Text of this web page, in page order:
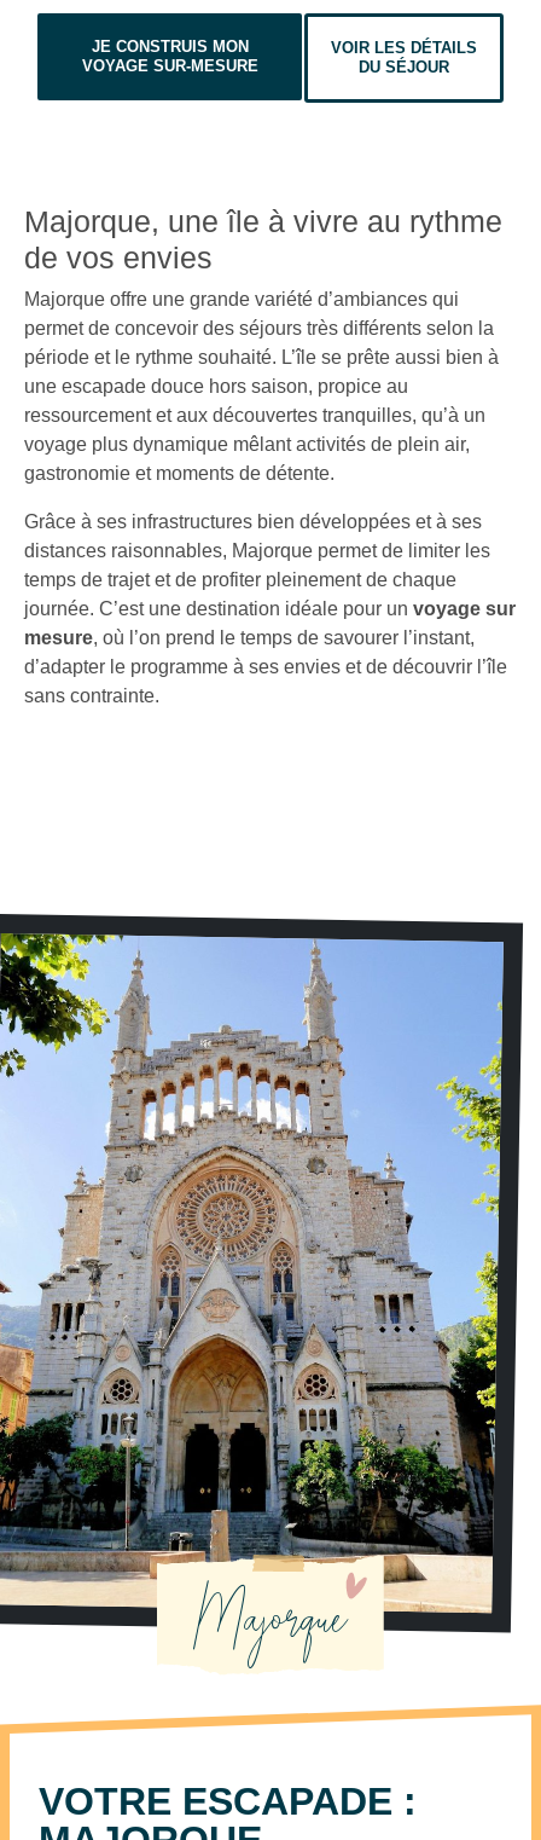
JE CONSTRUIS MON
VOYAGE SUR-MESURE
VOIR LES DÉTAILS
DU SÉJOUR
Majorque, une île à vivre au rythme
de vos envies
Majorque offre une grande variété d’ambiances qui
permet de concevoir des séjours très différents selon la
période et le rythme souhaité. L’île se prête aussi bien à
une escapade douce hors saison, propice au
ressourcement et aux découvertes tranquilles, qu’à un
voyage plus dynamique mêlant activités de plein air,
gastronomie et moments de détente.
Grâce à ses infrastructures bien développées et à ses
distances raisonnables, Majorque permet de limiter les
temps de trajet et de profiter pleinement de chaque
journée. C’est une destination idéale pour un voyage sur
mesure, où l’on prend le temps de savourer l’instant,
d’adapter le programme à ses envies et de découvrir l’île
sans contrainte.
Majorque
VOTRE ESCAPADE :